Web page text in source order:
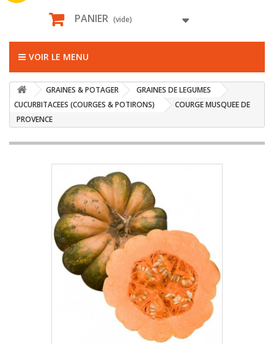
PANIER (vide)
VOIR LE MENU
GRAINES & POTAGER
GRAINES DE LEGUMES
CUCURBITACEES (COURGES & POTIRONS)
COURGE MUSQUEE DE
PROVENCE